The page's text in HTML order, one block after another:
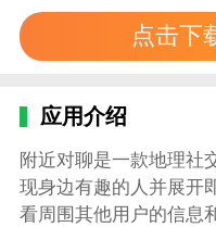
点击下
应用介绍
附近对聊是一款地理社
现身边有趣的人并展开
看周围其他用户的信息